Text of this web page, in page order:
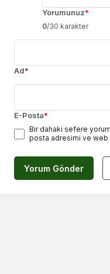
Yorumunuz*
0/30 karakter
Ad*
E-Posta*
Bir dahaki sefere yorum
posta adresimi ve web
Yorum Gönder